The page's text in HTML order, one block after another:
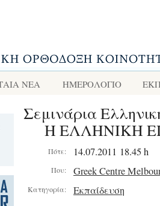
ΝΕΑ ΗΜΕΡΟΛΟΓΙΟ
Σεμινάρια
Η ΕΛΛΗΝΙΚΗ
Πότε: 14.07.2011 18.45 h
Που: Greek Centre
Κατηγορία: Εκπαίδευση